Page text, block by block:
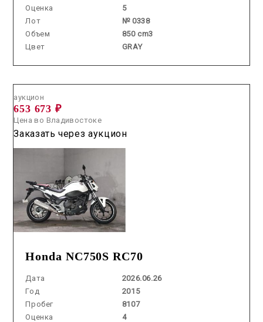
Оценка
5
Лот
№ 0338
Объем
850 cm3
Цвет
GRAY
Honda NC750S RC70
Дата
2026.06.26
Год
2015
Пробег
8107
Оценка
4
аукцион
653 673 ₽
Цена во Владивостоке
Заказать через аукцион